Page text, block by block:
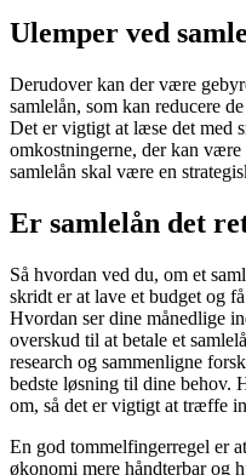
Ulemper ved
Derudover kan der være
samlelån, som kan reducere
Det er vigtigt at læse det med
omkostningerne, der kan
samlelån skal være en
Er samlelån det
Så hvordan ved du, om et
skridt er at lave et budget og
Hvordan ser dine månedlige
overskud til at betale et
research og sammenligne
bedste løsning til dine behov.
om, så det er vigtigt at træffe
En god tommelfingerregel er
økonomi mere håndterbar og